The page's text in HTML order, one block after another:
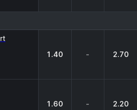
1.40 - 2.70
1.60 - 2.20